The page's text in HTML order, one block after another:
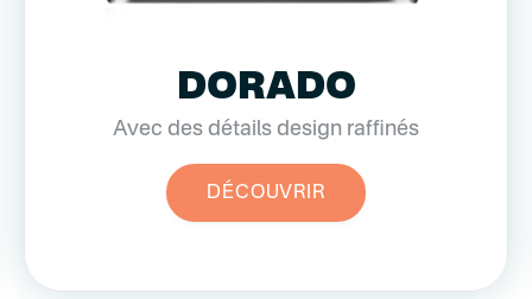
DORADO
Avec des détails design raffinés
DÉCOUVRIR